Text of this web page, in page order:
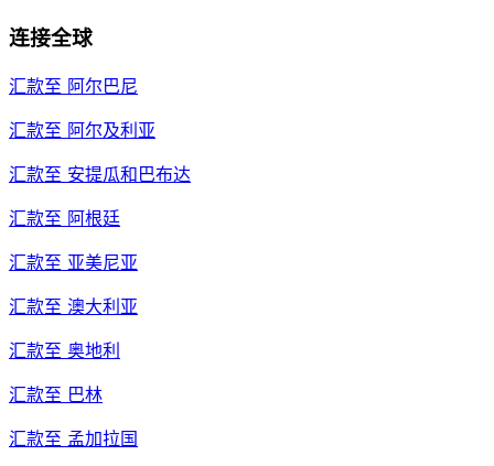
连接全球
汇款至 阿尔巴尼
汇款至 阿尔及利亚
汇款至 安提瓜和巴布达
汇款至 阿根廷
汇款至 亚美尼亚
汇款至 澳大利亚
汇款至 奥地利
汇款至 巴林
汇款至 孟加拉国